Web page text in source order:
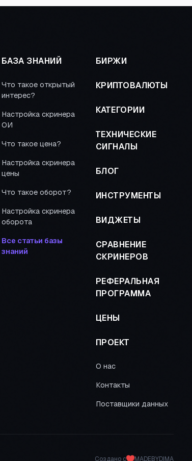
БАЗА ЗНАНИЙ
Что такое открытый
интерес?
Настройка скринера
ОИ
Что такое цена?
Настройка скринера
цены
Что такое оборот?
Настройка скринера
оборота
Все статьи базы
знаний
БИРЖИ
КРИПТОВАЛЮТЫ
КАТЕГОРИИ
ТЕХНИЧЕСКИЕ
СИГНАЛЫ
БЛОГ
ИНСТРУМЕНТЫ
ВИДЖЕТЫ
СРАВНЕНИЕ
СКРИНЕРОВ
РЕФЕРАЛЬНАЯ
ПРОГРАММА
ЦЕНЫ
ПРОЕКТ
О нас
Контакты
Поставщики данных
Создано с MADEBYDIMA